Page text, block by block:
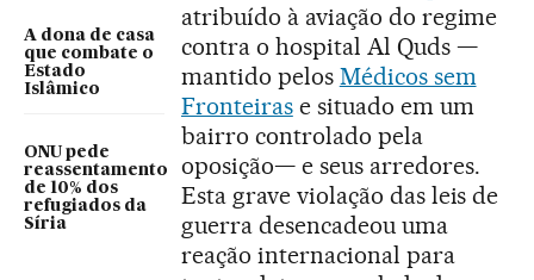
A dona de casa
que combate o
Estado
Islâmico
ONU pede
reassentamento
de 10% dos
refugiados da
Síria
atribuído à aviação do regime
contra o hospital Al Quds —
mantido pelos Médicos sem
Fronteirase situado em um
bairro controlado pela
oposição— e seus arredores.
Esta grave violação das leis de
guerra desencadeou uma
reação internacional para